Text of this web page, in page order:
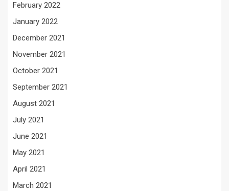
February 2022
January 2022
December 2021
November 2021
October 2021
September 2021
August 2021
July 2021
June 2021
May 2021
April 2021
March 2021